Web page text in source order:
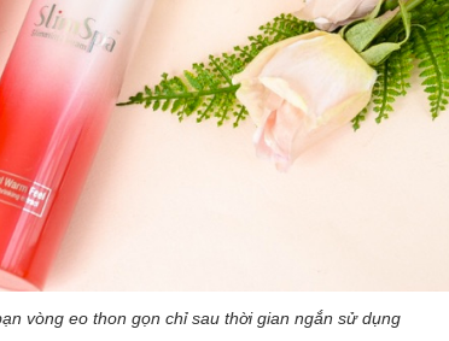
vòng eo thon gọn chỉ sau thời gian ngắn sử dụng